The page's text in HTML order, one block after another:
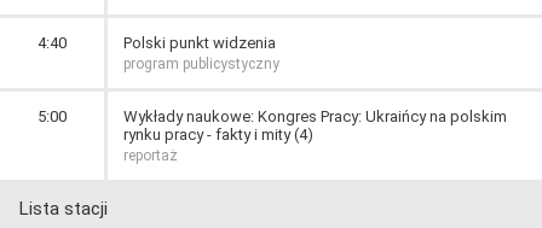
4:40 Polski punkt widzenia
program publicystyczny
5:00
Wykłady naukowe: Kongres Pracy: Ukraińcy na polskim
rynku pracy - fakty i mity (4)
reportaż
Lista stacji